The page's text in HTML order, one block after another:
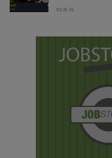
02.10.25